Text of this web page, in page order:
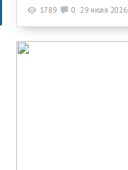
1789 0 29 июля 2026